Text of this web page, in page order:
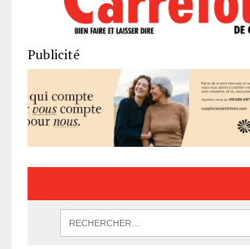
Publicité